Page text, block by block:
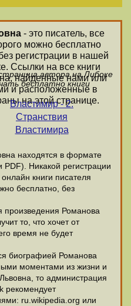
- это писатель, все
можно бесплатно
регистрации в нашей
Ссылки на все книги
найденные нами или
и расположенные в
на этой странице.
автора на Либоке
бесплатно книги
Властимир - 2.
Странствия
Властимира
находятся в формате
Никакой регистрации
книги писателя
бесплатно, без
произведения Романова
то, что хочет от
время не будет
биографией Романова
моментами из жизни и
то администрация
рекомендует
ru.wikipedia.org или